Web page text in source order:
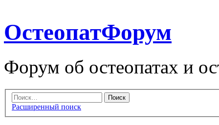
ОстеопатФорум
Форум об остеопатах и
Расширенный поиск